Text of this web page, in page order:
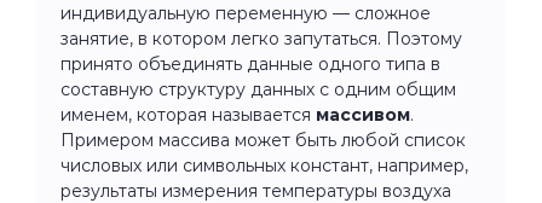
индивидуальную переменную — сложное
занятие, в котором легко запутаться. Поэтому
принято объединять данные одного типа в
составную структуру данных с одним общим
именем, которая называется массивом.
Примером массива может быть любой список
числовых или символьных констант, например,
результаты измерения температуры воздуха